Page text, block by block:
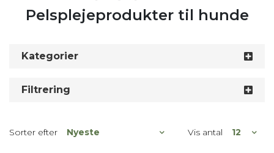
Pelsplejeprodukter til hunde
Kategorier
Filtrering
Sorter efter Vis antal